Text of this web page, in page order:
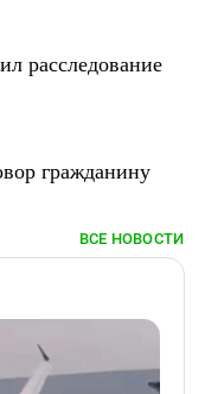
расследование
гражданину
ВСЕ НОВОСТИ